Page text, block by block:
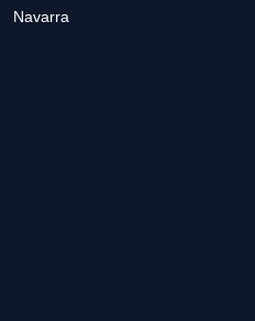
Navarra